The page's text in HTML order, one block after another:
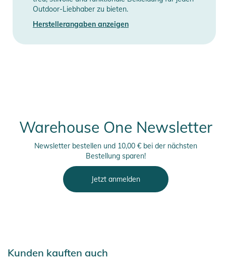
Outdoor-Liebhaber zu bieten.
Herstellerangaben anzeigen
Warehouse One Newsletter
Newsletter bestellen und 10,00 € bei der nächsten
Bestellung sparen!
Jetzt anmelden
Kunden kauften auch